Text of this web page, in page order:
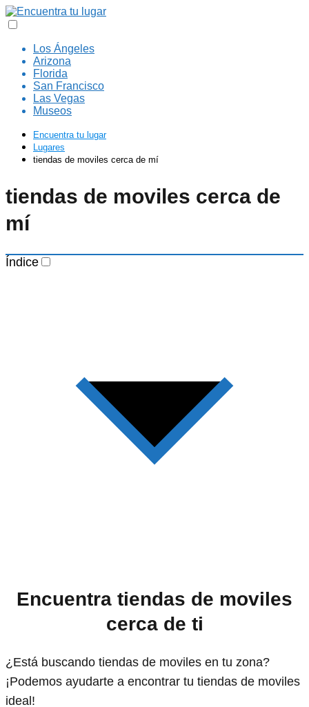
Los Ángeles
Arizona
Florida
San Francisco
Las Vegas
Museos
Encuentra tu lugar
Lugares
tiendas de moviles cerca de mí
tiendas de moviles cerca de
mí
Índice
Encuentra tiendas de moviles
cerca de ti
¿Está buscando tiendas de moviles en tu zona?
¡Podemos ayudarte a encontrar tu tiendas de moviles
ideal!